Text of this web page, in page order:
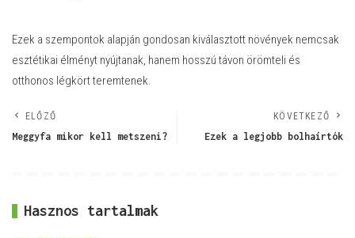
Ezek a szempontok alapján gondosan kiválasztott növények nemcsak
esztétikai élményt nyújtanak, hanem hosszú távon örömteli és
otthonos légkört teremtenek.
ELŐZŐ
Meggyfa mikor kell metszeni?
KÖVETKEZŐ
Ezek a legjobb bolhaírtók
Hasznos tartalmak